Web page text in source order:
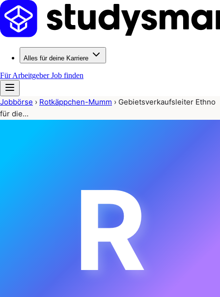
Alles für deine Karriere
Für ArbeitgeberJob finden
Jobbörse › Rotkäppchen-Mumm › Gebietsverkaufsleiter Ethno
für die…
R